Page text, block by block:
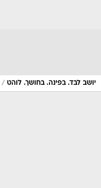
יושב לבד. בפינה. בחושך. לוהט /